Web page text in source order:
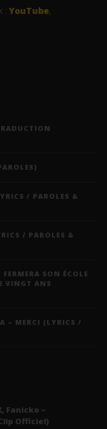
: YouTube,
/ PAROLES &
/ PAROLES &
SON ÉCOLE
VINGT ANS
– MERCI (LYRICS /
Fanicko –
Officiel)